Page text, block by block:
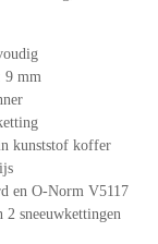
9 mm
kunststof koffer
en O-Norm V5117
2 sneeuwkettingen